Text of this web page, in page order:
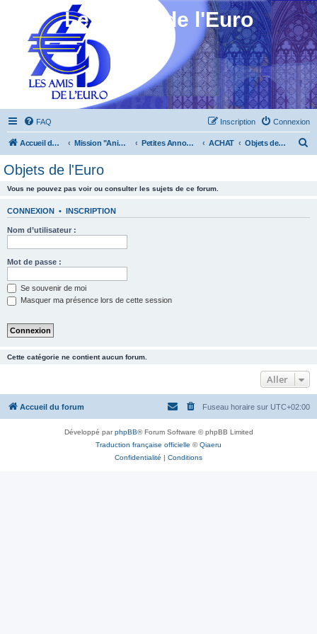
Les Amis de l'Euro
FAQ Connexion
Inscription
Accueil du forum Mission "Animation" Petites Annonces ACHAT Objets de l'Euro
Objets de l'Euro
Vous ne pouvez pas voir ou consulter les sujets de ce forum.
CONNEXION • INSCRIPTION
Nom d’utilisateur :
Mot de passe :
Se souvenir de moi
Masquer ma présence lors de cette session
Cette catégorie ne contient aucun forum.
Aller
Accueil du forum Fuseau horaire sur UTC+02:00
Développé parphpBB® Forum Software © phpBB Limited
Traduction française officielle ©Qiaeru
Confidentialité | Conditions